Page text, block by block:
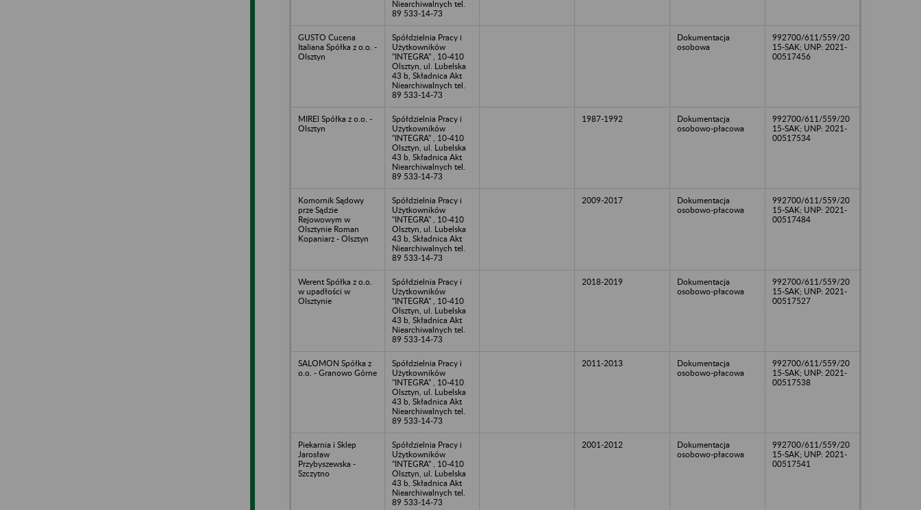
Niearchiwalnych tel.
89 533-14-73
GUSTO Cucena
Italiana Spółka z o.o. -
Olsztyn
Spółdzielnia Pracy i
Użytkowników
"INTEGRA" , 10-410
Olsztyn, ul. Lubelska
43 b, Składnica Akt
Niearchiwalnych tel.
89 533-14-73
Dokumentacja
osobowa
992700/611/559/20
15-SAK; UNP: 2021-
00517456
MIREl Spółka z o.o. -
Olsztyn
Spółdzielnia Pracy i
Użytkowników
"INTEGRA" , 10-410
Olsztyn, ul. Lubelska
43 b, Składnica Akt
Niearchiwalnych tel.
89 533-14-73
1987-1992
Dokumentacja
osobowo-płacowa
992700/611/559/20
15-SAK; UNP: 2021-
00517534
Komornik Sądowy
prze Sądzie
Rejowowym w
Olsztynie Roman
Kopaniarz - Olsztyn
Spółdzielnia Pracy i
Użytkowników
"INTEGRA" , 10-410
Olsztyn, ul. Lubelska
43 b, Składnica Akt
Niearchiwalnych tel.
89 533-14-73
2009-2017
Dokumentacja
osobowo-płacowa
992700/611/559/20
15-SAK; UNP: 2021-
00517484
Werent Spółka z o.o.
w upadłości w
Olsztynie
Spółdzielnia Pracy i
Użytkowników
"INTEGRA" , 10-410
Olsztyn, ul. Lubelska
43 b, Składnica Akt
Niearchiwalnych tel.
89 533-14-73
2018-2019
Dokumentacja
osobowo-płacowa
992700/611/559/20
15-SAK; UNP: 2021-
00517527
SALOMON Spółka z
o.o. - Granowo Górne
Spółdzielnia Pracy i
Użytkowników
"INTEGRA" , 10-410
Olsztyn, ul. Lubelska
43 b, Składnica Akt
Niearchiwalnych tel.
89 533-14-73
2011-2013
Dokumentacja
osobowo-płacowa
992700/611/559/20
15-SAK; UNP: 2021-
00517538
Piekarnia i Sklep
Jarosław
Przybyszewska -
Szczytno
Spółdzielnia Pracy i
Użytkowników
"INTEGRA" , 10-410
Olsztyn, ul. Lubelska
43 b, Składnica Akt
Niearchiwalnych tel.
89 533-14-73
2001-2012
Dokumentacja
osobowo-płacowa
992700/611/559/20
15-SAK; UNP: 2021-
00517541